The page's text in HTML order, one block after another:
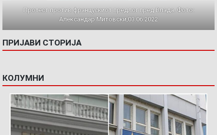
Протест против францускиот предлог пред Влада. Фото:
Александар Митовски,03.06.2022
ПРИЈАВИ СТОРИЈА
КОЛУМНИ